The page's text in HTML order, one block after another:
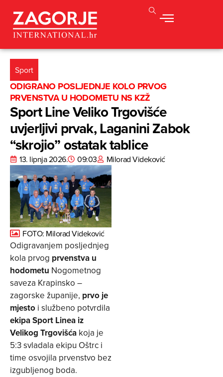
Sport
ODIGRANO POSLJEDNJE KOLO PRVOG
PRVENSTVA U HODOMETU NS KZŽ
Sport Line Veliko Trgovišće
uvjerljivi prvak, Laganini Zabok
“skrojio” ostatak tablice
13. lipnja 2026. 09:03 Milorad Videković
FOTO: Milorad Videković
Odigravanjem posljednjeg
kola prvog prvenstva u
hodometu Nogometnog
saveza Krapinsko –
zagorske županije, prvo je
mjesto i službeno potvrdila
ekipa Sport Linea iz
Velikog Trgovišća koja je
5:3 svladala ekipu Oštrc i
time osvojila prvenstvo bez
izgubljenog boda.